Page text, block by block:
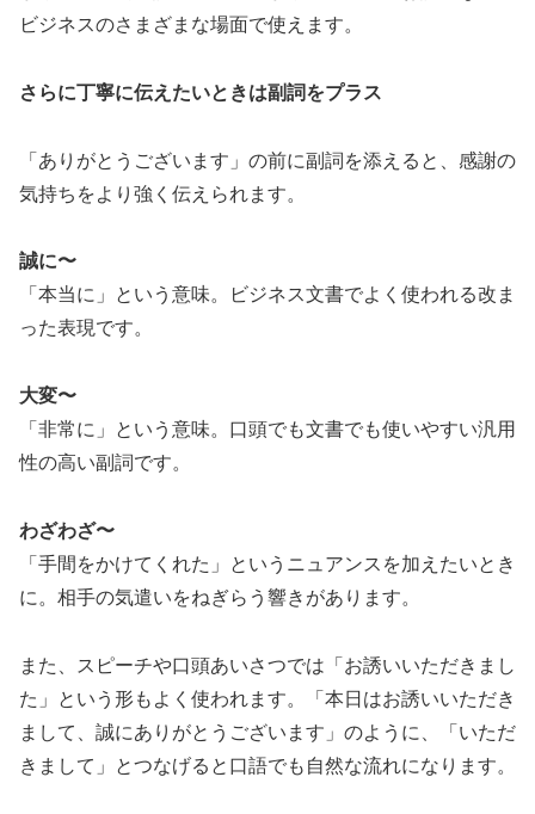
ビジネスのさまざまな場面で使えます。
さらに丁寧に伝えたいときは副詞をプラス
「ありがとうございます」の前に副詞を添えると、感謝の
気持ちをより強く伝えられます。
誠に〜
「本当に」という意味。ビジネス文書でよく使われる改ま
った表現です。
大変〜
「非常に」という意味。口頭でも文書でも使いやすい汎用
性の高い副詞です。
わざわざ〜
「手間をかけてくれた」というニュアンスを加えたいとき
に。相手の気遣いをねぎらう響きがあります。
また、スピーチや口頭あいさつでは「お誘いいただきまし
た」という形もよく使われます。「本日はお誘いいただき
まして、誠にありがとうございます」のように、「いただ
きまして」とつなげると口語でも自然な流れになります。